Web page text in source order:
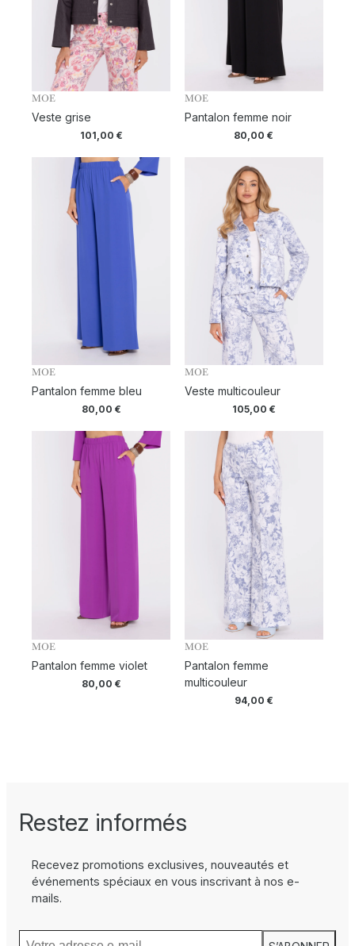
MOE
Veste grise
101,00 €
MOE
Pantalon femme noir
80,00€
MOE
Pantalon femme bleu
80,00 €
MOE
Veste multicouleur
105,00 €
MOE
Pantalon femme violet
80,00 €
MOE
Pantalon femme
multicouleur
94,00 €
Restez informés
Recevez promotions exclusives, nouveautés et
événements spéciaux en vous inscrivant à nos e-
mails.